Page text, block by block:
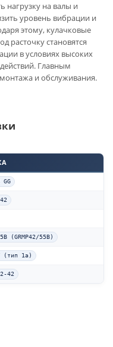
нагрузку на валы и
уровень вибрации и
этому, кулачковые
расточку становятся
в условиях высоких
Главным
и обслуживания.
(GRMP42/55B)
(тип 1a)
42